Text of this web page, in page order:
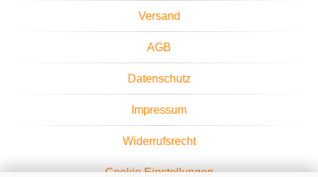
Versand
AGB
Datenschutz
Impressum
Widerrufsrecht
Cookie Einstellungen